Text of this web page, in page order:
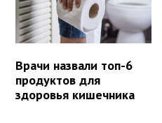
Врачи назвали топ-6
продуктов для
здоровья кишечника